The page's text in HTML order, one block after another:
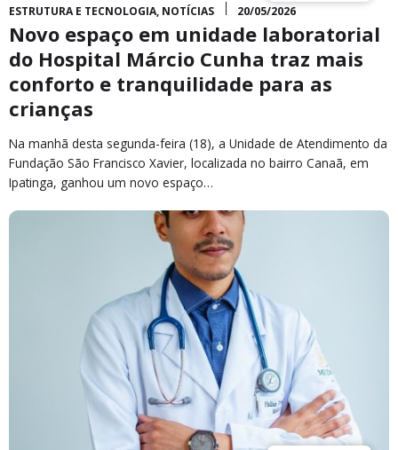
ESTRUTURA E TECNOLOGIA, NOTÍCIAS 20/05/2026
Novo espaço em unidade laboratorial
do Hospital Márcio Cunha traz mais
conforto e tranquilidade para as
crianças
Na manhã desta segunda-feira (18), a Unidade de Atendimento da
Fundação São Francisco Xavier, localizada no bairro Canaã, em
Ipatinga, ganhou um novo espaço…